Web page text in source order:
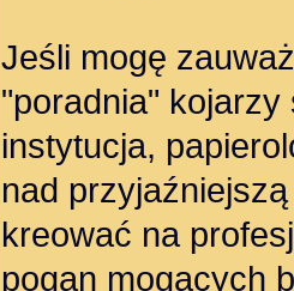
Jeśli mogę
"poradnia"
instytucja,
nad
kreować na
pogan mogących